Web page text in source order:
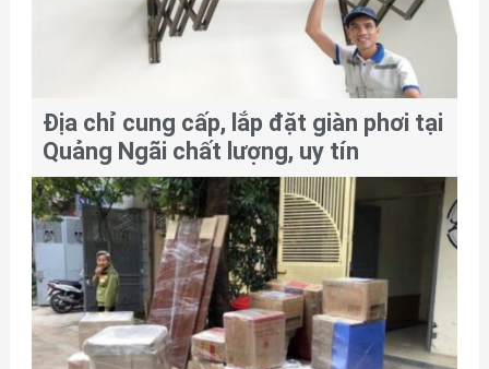
Địa chỉ cung cấp, lắp đặt giàn phơi tại
Quảng Ngãi chất lượng, uy tín